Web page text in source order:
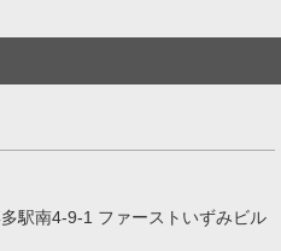
駅南4-9-1 ファーストいずみビル